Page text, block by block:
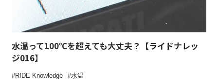
水温って100℃を超えても大丈夫？【ライドナレッ
ジ016】
RIDE Knowledge
水温